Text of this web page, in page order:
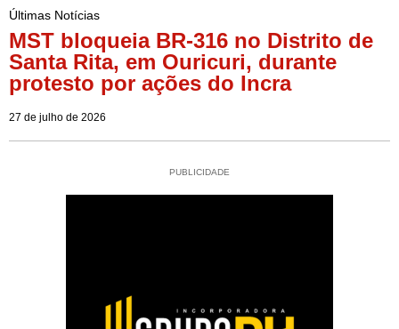
Últimas Notícias
MST bloqueia BR-316 no Distrito de
Santa Rita, em Ouricuri, durante
protesto por ações do Incra
27 de julho de 2026
PUBLICIDADE